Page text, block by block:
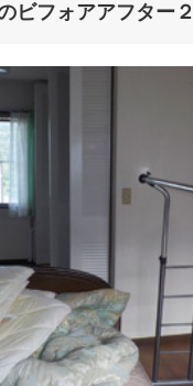
ビフォアアフター２